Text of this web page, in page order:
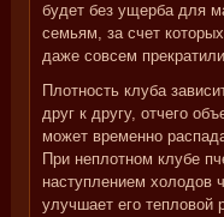
будет без ущерба для
семьям, за счет
даже совсем
Плотность клуба
друг к другу, отчего
может временно
При неплотном клубе
наступлением холодов
улучшает его тепловой